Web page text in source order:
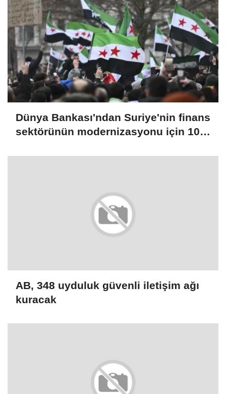
Dünya Bankası'ndan Suriye'nin finans
sektörünün modernizasyonu için 100
AB, 348 uyduluk güvenli iletişim ağı
kuracak